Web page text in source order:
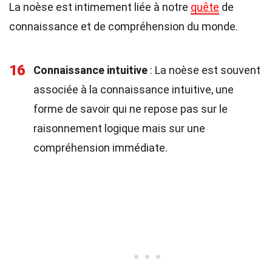
La noèse est intimement liée à notre quête de
connaissance et de compréhension du monde.
16 Connaissance intuitive : La noèse est souvent
associée à la connaissance intuitive, une
forme de savoir qui ne repose pas sur le
raisonnement logique mais sur une
compréhension immédiate.